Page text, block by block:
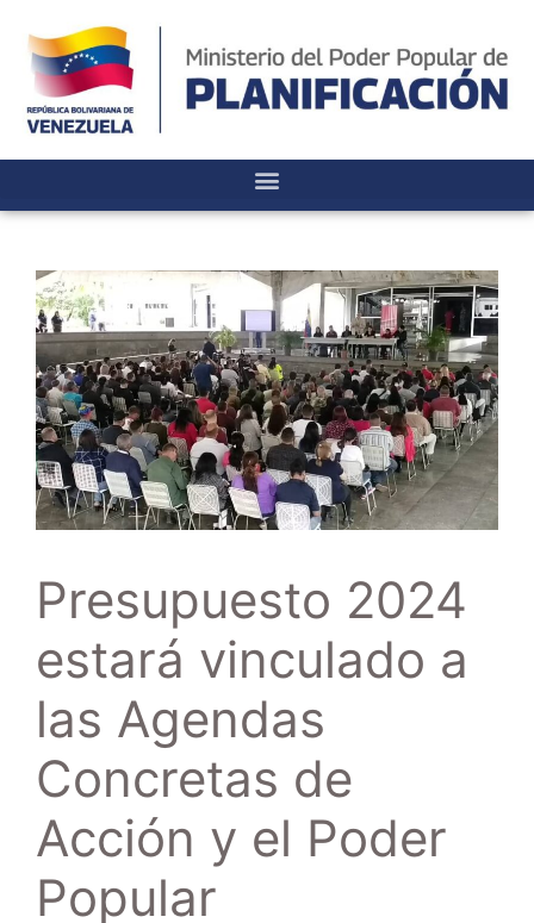
Presupuesto 2024
estará vinculado a
las Agendas
Concretas de
Acción y el Poder
Popular